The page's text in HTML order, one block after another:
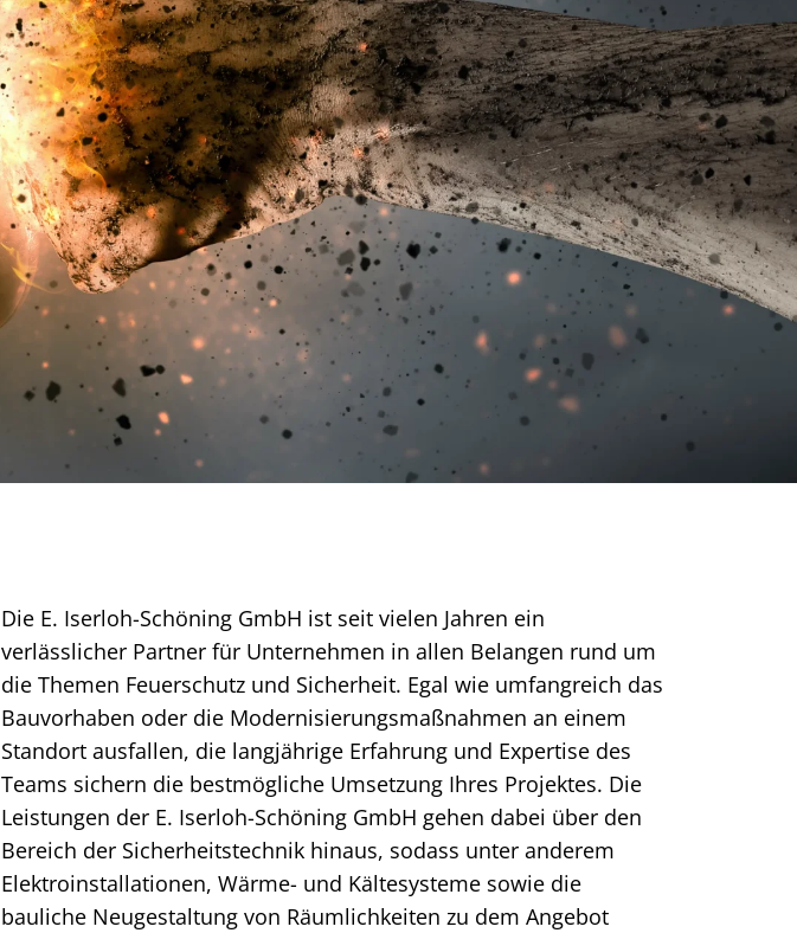
Die E. Iserloh-Schöning GmbH ist seit vielen Jahren ein
verlässlicher Partner für Unternehmen in allen Belangen rund um
die Themen Feuerschutz und Sicherheit. Egal wie umfangreich das
Bauvorhaben oder die Modernisierungsmaßnahmen an einem
Standort ausfallen, die langjährige Erfahrung und Expertise des
Teams sichern die bestmögliche Umsetzung Ihres Projektes. Die
Leistungen der E. Iserloh-Schöning GmbH gehen dabei über den
Bereich der Sicherheitstechnik hinaus, sodass unter anderem
Elektroinstallationen, Wärme- und Kältesysteme sowie die
bauliche Neugestaltung von Räumlichkeiten zu dem Angebot